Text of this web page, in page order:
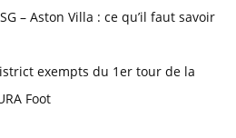
– Aston Villa : ce qu’il faut savoir
exempts du 1er tour de la
Foot